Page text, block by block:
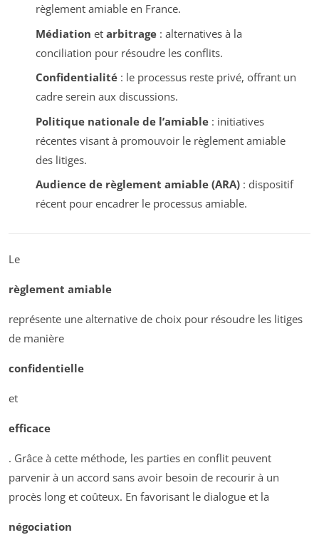
règlement amiable en France.
Médiation et arbitrage: alternatives à la
conciliation pour résoudre les conflits.
Confidentialité: le processus reste privé, offrant un
cadre serein aux discussions.
Politique nationale de l’amiable: initiatives
récentes visant à promouvoir le règlement amiable
des litiges.
Audience de règlement amiable (ARA): dispositif
récent pour encadrer le processus amiable.
Le
règlement amiable
représente une alternative de choix pour résoudre les litiges
de manière
confidentielle
et
efficace
. Grâce à cette méthode, les parties en conflit peuvent
parvenir à un accord sans avoir besoin de recourir à un
procès long et coûteux. En favorisant le dialogue et la
négociation